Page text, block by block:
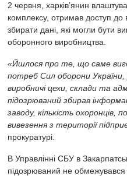
2 червня, харків’янин
комплексу, отримав доступ до
збирати дані, які могли бути
оборонного виробництва.
«Йшлося про те, що саме
потреб Сил оборони України,
виробничі цехи, склади та
підозрюваний збирав
заводу, кількість охоронців,
вивезення з території
прокуратурі.
В Управлінні СБУ в
підозрюваний не